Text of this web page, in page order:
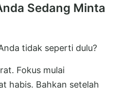
Sedang Minta
tidak seperti dulu?
Fokus mulai
habis. Bahkan setelah